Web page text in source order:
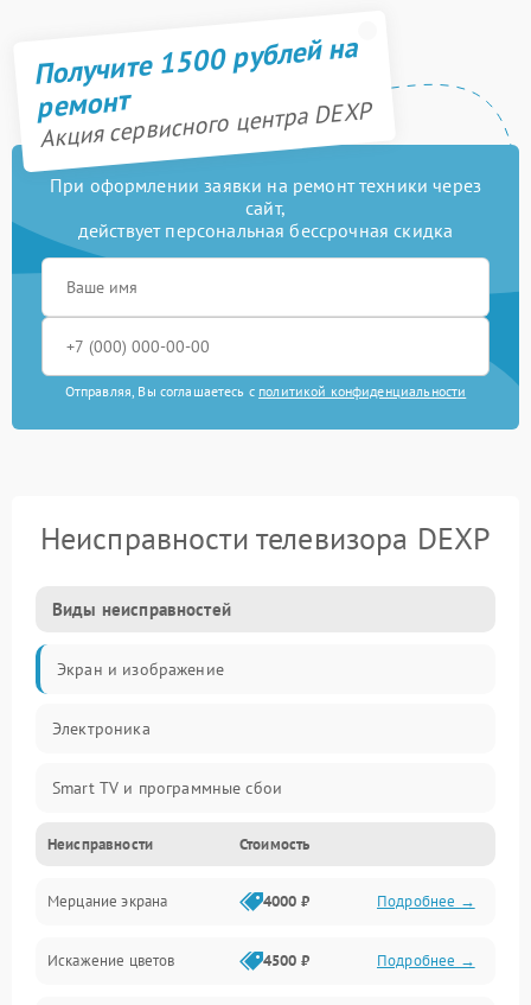
Получите 1500 рублей на
ремонт
Акция сервисного центра DEXP
При оформлении заявки на ремонт техники через
сайт,
действует персональная бессрочная скидка
Отправляя, Вы соглашаетесь с политикой конфиденциальности
Неисправности телевизора DEXP
Виды неисправностей
Экран и изображение
Электроника
Smart TV и программные сбои
Питание и запуск
Подсветка и LED-модули
Звук и аудиосистема
Неисправности Стоимость
Мерцание экрана 4000 ₽ Подробнее →
Искажение цветов 4500 ₽ Подробнее →